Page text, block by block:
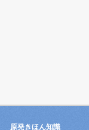
原発きほん知識